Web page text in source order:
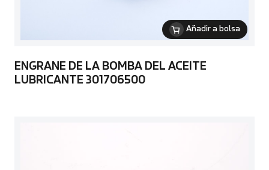
Añadir a bolsa
ENGRANE DE LA BOMBA DEL ACEITE
LUBRICANTE 301706500